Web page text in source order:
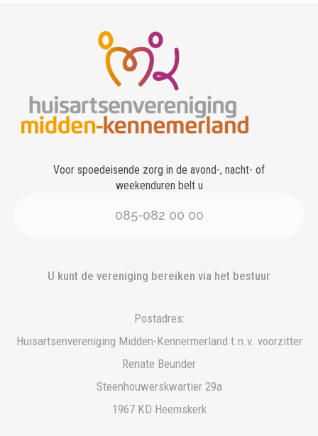
Voor spoedeisende zorg in de avond-, nacht- of
weekenduren belt u
085-082 00 00
U kunt de vereniging bereiken via het bestuur
Postadres:
Huisartsenvereniging Midden-Kennermerland t.n.v. voorzitter
Renate Beunder
Steenhouwerskwartier 29a
1967 KD Heemskerk